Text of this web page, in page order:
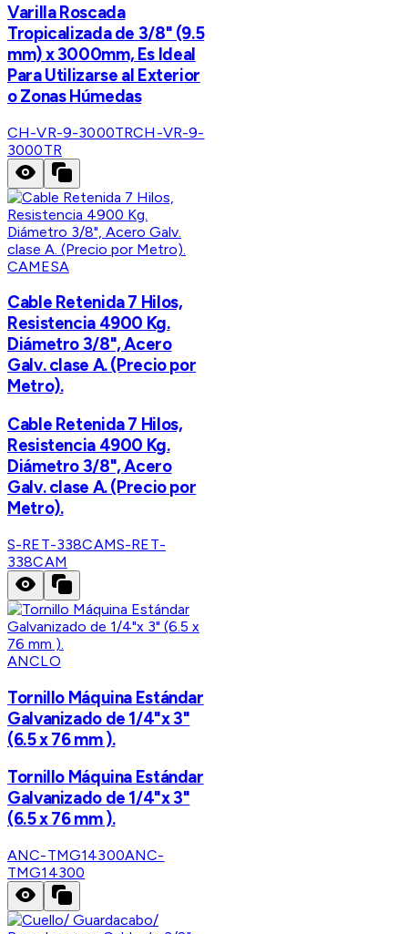
Varilla Roscada
Tropicalizada de 3/8" (9.5
mm) x 3000mm, Es Ideal
Para Utilizarse al Exterior
o Zonas Húmedas
CH-VR-9-3000TRCH-VR-9-
3000TR
CAMESA
Cable Retenida 7 Hilos,
Resistencia 4900 Kg.
Diámetro 3/8", Acero
Galv. clase A. (Precio por
Metro).
Cable Retenida 7 Hilos,
Resistencia 4900 Kg.
Diámetro 3/8", Acero
Galv. clase A. (Precio por
Metro).
S-RET-338CAMS-RET-
338CAM
ANCLO
Tornillo Máquina Estándar
Galvanizado de 1/4"x 3"
(6.5 x 76 mm ).
Tornillo Máquina Estándar
Galvanizado de 1/4"x 3"
(6.5 x 76 mm ).
ANC-TMG14300ANC-
TMG14300